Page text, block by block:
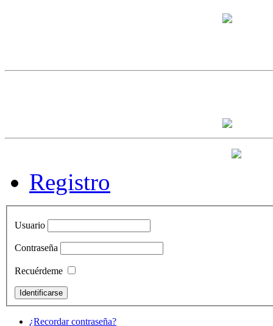
Registro
Usuario
Contraseña
Recuérdeme
¿Recordar contraseña?